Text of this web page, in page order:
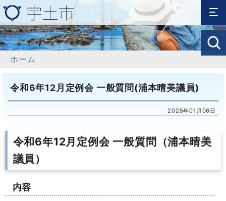
ホーム
令和6年12月定例会 一般質問(浦本晴美議員)
2025年01月06日
令和6年12月定例会 一般質問（浦本晴美
議員）
内容